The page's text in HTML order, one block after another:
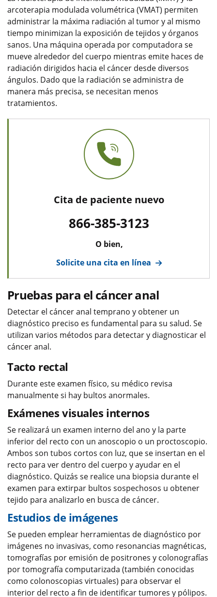
arcoterapia modulada volumétrica (VMAT) permiten
administrar la máxima radiación al tumor y al mismo
tiempo minimizan la exposición de tejidos y órganos
sanos. Una máquina operada por computadora se
mueve alrededor del cuerpo mientras emite haces de
radiación dirigidos hacia el cáncer desde diversos
ángulos. Dado que la radiación se administra de
manera más precisa, se necesitan menos
tratamientos.
Cita de paciente nuevo
866-385-3123
O bien,
Solicite una cita en línea
Pruebas para el cáncer anal
Detectar el cáncer anal temprano y obtener un
diagnóstico preciso es fundamental para su salud. Se
utilizan varios métodos para detectar y diagnosticar el
cáncer anal.
Tacto rectal
Durante este examen físico, su médico revisa
manualmente si hay bultos anormales.
Exámenes visuales internos
Se realizará un examen interno del ano y la parte
inferior del recto con un anoscopio o un proctoscopio.
Ambos son tubos cortos con luz, que se insertan en el
recto para ver dentro del cuerpo y ayudar en el
diagnóstico. Quizás se realice una biopsia durante el
examen para extirpar bultos sospechosos u obtener
tejido para analizarlo en busca de cáncer.
Estudios de imágenes
Se pueden emplear herramientas de diagnóstico por
imágenes no invasivas, como resonancias magnéticas,
tomografías por emisión de positrones y colonografías
por tomografía computarizada (también conocidas
como colonoscopias virtuales) para observar el
interior del recto a fin de identificar tumores y pólipos.